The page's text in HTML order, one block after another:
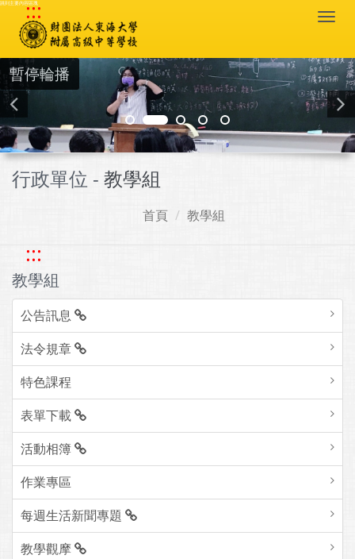
跳到主要內容區塊
:::
暫停輪播
行政單位 - 教學組
首頁 教學組
:::
教學組
公告訊息
法令規章
特色課程
表單下載
活動相簿
作業專區
每週生活新聞專題
教學觀摩